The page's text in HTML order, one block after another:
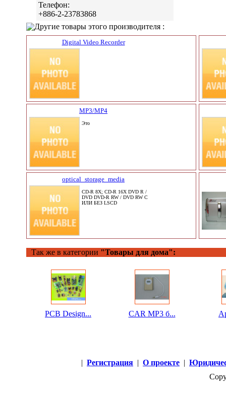
Телефон:
+886-2-23783868
Другие товары этого производителя :
Digital Video Recorder
MP3/MP4
Это
optical_storage_media
CD-R 8X; CD-R 16X DVD R /
DVD DVD-R RW / DVD RW С
ИЛИ БЕЗ LSCD
Так же в категории "Товары для дома":
PCB Design... CAR MP3 б...
| Регистрация | О проекте |